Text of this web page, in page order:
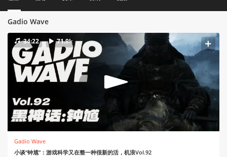
Gadio Wave
34:22 71.9k
Gadio Wave
小谈“钟馗”：游戏科学又在整一种很新的活，机浪Vol.92